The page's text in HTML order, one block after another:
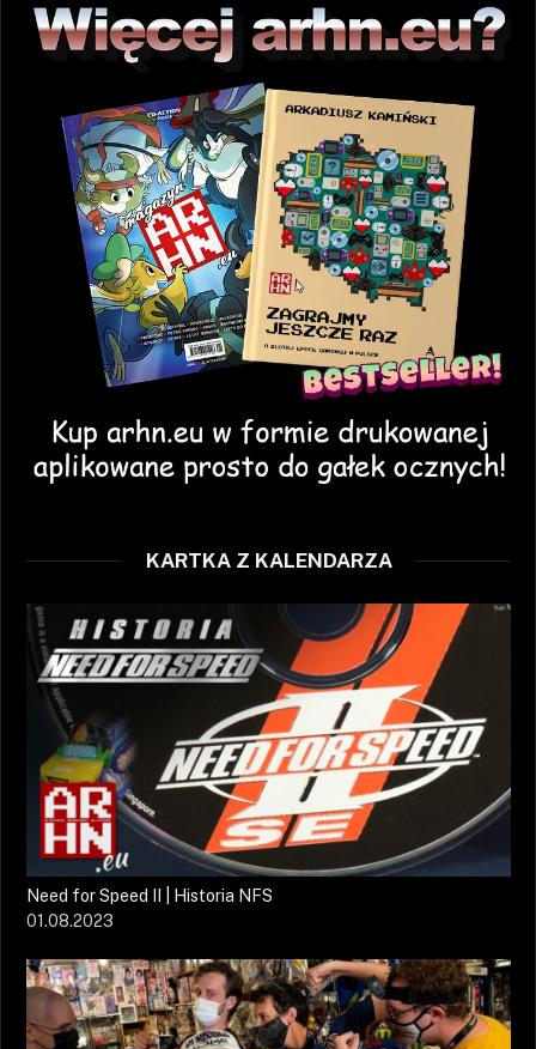
KARTKA Z KALENDARZA
Need for Speed II | Historia NFS
01.08.2023